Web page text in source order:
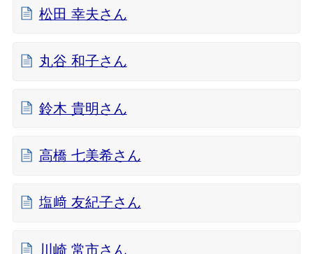
松田 幸夫さん
丸谷 和子さん
鈴木 貴明さん
高橋 七美希さん
塩﨑 友紀子さん
川崎 常市さん